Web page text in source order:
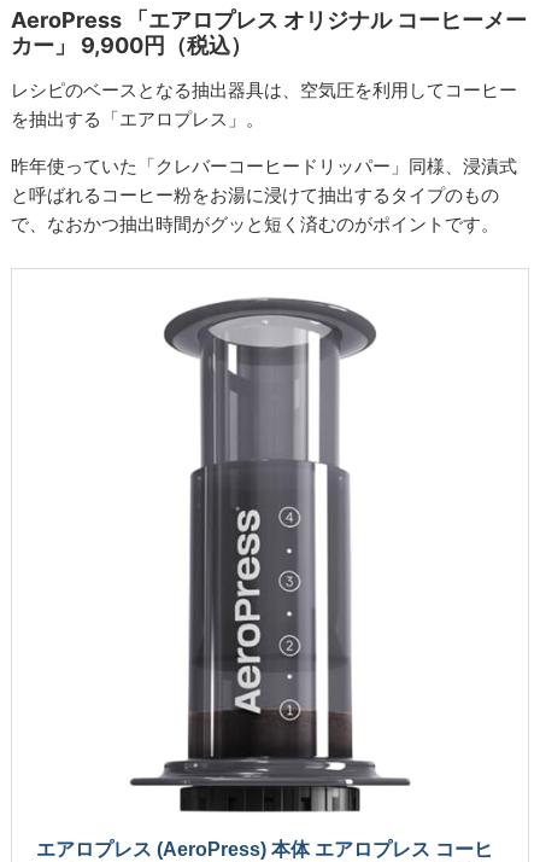
AeroPress 「エアロプレス オリジナル コーヒーメー
カー」 9,900円（税込）
レシピのベースとなる抽出器具は、空気圧を利用してコーヒー
を抽出する「エアロプレス」。
昨年使っていた「クレバーコーヒードリッパー」同様、浸漬式
と呼ばれるコーヒー粉をお湯に浸けて抽出するタイプのもの
で、なおかつ抽出時間がグッと短く済むのがポイントです。
エアロプレス (AeroPress) 本体 エアロプレス コーヒ